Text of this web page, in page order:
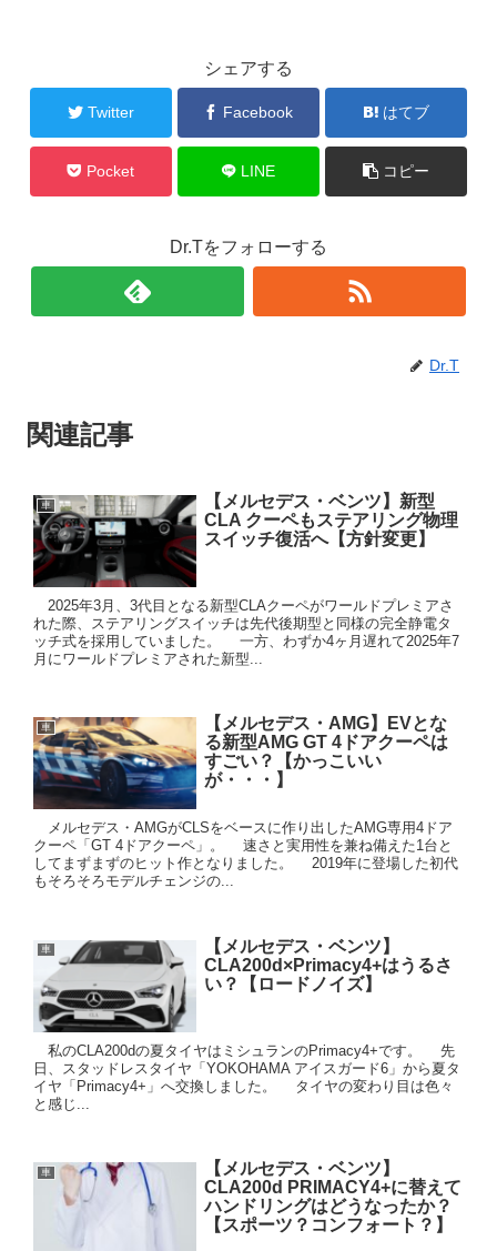
シェアする
Twitter Facebook はてブ
Pocket LINE コピー
Dr.Tをフォローする
Dr.T
関連記事
車
【メルセデス・ベンツ】新型
CLA クーペもステアリング物理
スイッチ復活へ【方針変更】
2025年3月、3代目となる新型CLAクーペがワールドプレミアさ
れた際、ステアリングスイッチは先代後期型と同様の完全静電タ
ッチ式を採用していました。 一方、わずか4ヶ月遅れて2025年7
月にワールドプレミアされた新型...
車
【メルセデス・AMG】EVとな
る新型AMG GT 4ドアクーペは
すごい？【かっこいい
が・・・】
メルセデス・AMGがCLSをベースに作り出したAMG専用4ドア
クーペ「GT 4ドアクーペ」。 速さと実用性を兼ね備えた1台と
してまずまずのヒット作となりました。 2019年に登場した初代
もそろそろモデルチェンジの...
車
【メルセデス・ベンツ】
CLA200d×Primacy4+はうるさ
い？【ロードノイズ】
私のCLA200dの夏タイヤはミシュランのPrimacy4+です。 先
日、スタッドレスタイヤ「YOKOHAMA アイスガード6」から夏タ
イヤ「Primacy4+」へ交換しました。 タイヤの変わり目は色々
と感じ...
車
【メルセデス・ベンツ】
CLA200d PRIMACY4+に替えて
ハンドリングはどうなったか？
【スポーツ？コンフォート？】